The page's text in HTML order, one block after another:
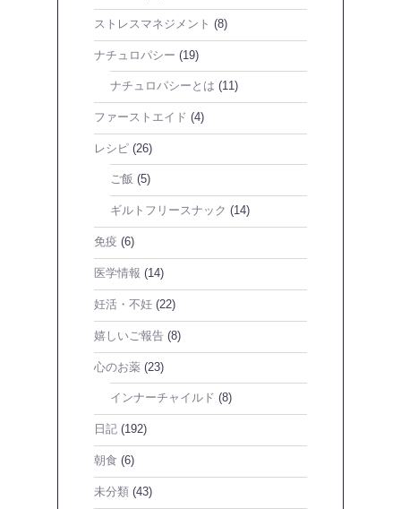
ストレスマネジメント (8)
ナチュロパシー (19)
ナチュロパシーとは (11)
ファーストエイド (4)
レシピ (26)
ご飯 (5)
ギルトフリースナック (14)
免疫 (6)
医学情報 (14)
妊活・不妊 (22)
嬉しいご報告 (8)
心のお薬 (23)
インナーチャイルド (8)
日記 (192)
朝食 (6)
未分類 (43)